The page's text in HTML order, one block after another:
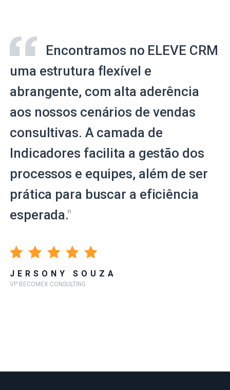
Encontramos no ELEVE CRM
uma estrutura flexível e
abrangente, com alta aderência
aos nossos cenários de vendas
consultivas. A camada de
Indicadores facilita a gestão dos
processos e equipes, além de ser
prática para buscar a eficiência
esperada."
JERSONY SOUZA
VP BECOMEX CONSULTING